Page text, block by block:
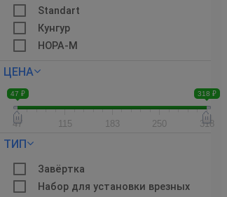
Standart
Кунгур
НОРА-М
ЦЕНА
47 ₽ 318 ₽
47 115 183 250 318
ТИП
Завёртка
Набор для установки врезных